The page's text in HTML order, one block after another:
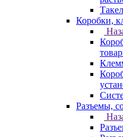
Коробки,
Разъемы,